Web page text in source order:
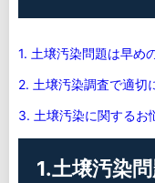
1. 土壌汚染問題は早め
2. 土壌汚染調査で適切
3. 土壌汚染に関するお
1.土壌汚染